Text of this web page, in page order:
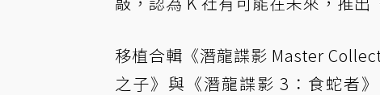
移植合輯《潛龍諜影 Master
之子》與《潛龍諜影 3：食蛇者